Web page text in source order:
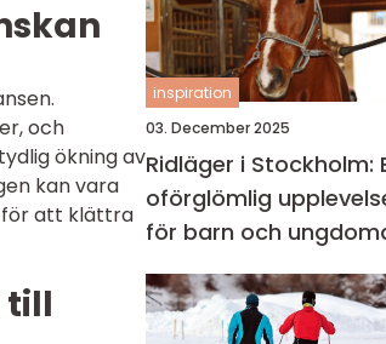
och
ökning av
kan vara
för att klättra
till
inspiration
03. December 2025
Ridläger i Stockholm:
oförglömlig
för barn och